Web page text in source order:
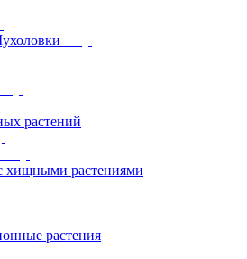
растений
хищными растениями
растения